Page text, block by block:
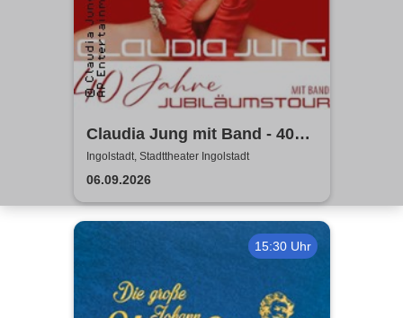
Claudia Jung mit Band - 40
Jahre Jubiläumstour
Ingolstadt, Stadttheater Ingolstadt
06.09.2026
15:30 Uhr